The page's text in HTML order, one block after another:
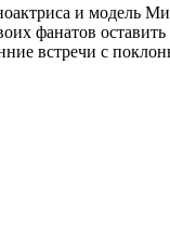
и модель
фанатов
встречи с